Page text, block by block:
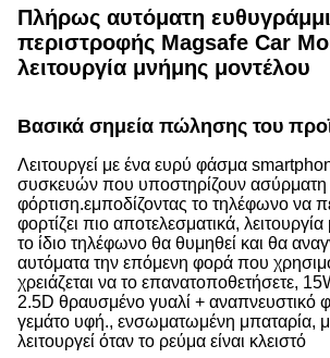
Πλήρως αυτόματη
περιστροφής Magsafe Car
λειτουργία μνήμης μοντέλου
Βασικά σημεία πώλησης του
Λειτουργεί με ένα ευρύ φάσμα
συσκευών που υποστηρίζουν ασύρματη
φόρτιση.εμποδίζοντας το τηλέφωνο να
φορτίζει πιο αποτελεσματικά,
το ίδιο τηλέφωνο θα θυμηθεί και θα
αυτόματα την επόμενη φορά που
χρειάζεται να το επανατοποθετήσετε,
2.5D θραυσμένο γυαλί + αναπνευστικό
γεμάτο υφή., ενσωματωμένη μπαταρία,
λειτουργεί όταν το ρεύμα είναι κλειστό